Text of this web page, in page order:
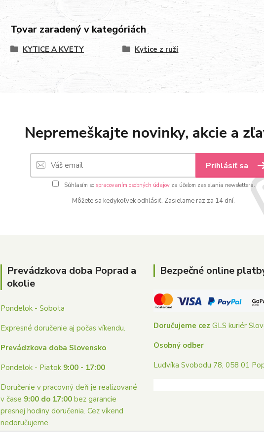
Tovar zaradený v kategóriách
KYTICE A KVETY Kytice z ruží
Nepremeškajte novinky, akcie a
Prihlásiť sa
Súhlasím so spracovaním osobných údajovza účelom zasielania newslettera.
Môžete sa kedykoľvek odhlásiť. Zasielame raz za 14 dní.
Prevádzkova doba Poprad a
okolie
Pondelok - Sobota
Expresné doručenie aj počas víkendu.
Prevádzkova doba Slovensko
Pondelok - Piatok 9:00 - 17:00
Doručenie v pracovný deň je realizované
v čase 9:00 do 17:00 bez garancie
presnej hodiny doručenia. Cez víkend
nedoručujeme.
Bezpečné online
Doručujeme cez GLS kuriér
Osobný odber
Ludvíka Svobodu 78, 058 01